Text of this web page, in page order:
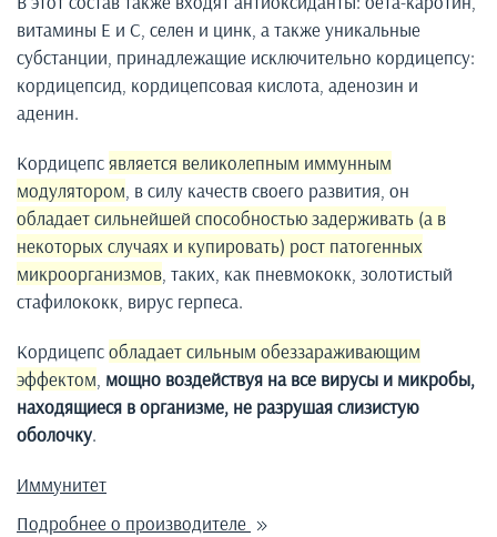
витамины Е и С, селен и цинк, а также уникальные
субстанции, принадлежащие исключительно кордицепсу:
кордицепсид, кордицепсовая кислота, аденозин и
аденин.
Кордицепсявляется великолепным иммунным
модулятором , в силу качеств своего развития, он
обладает сильнейшей способностью задерживать (а в
некоторых случаях и купировать) рост патогенных
микроорганизмов , таких, как пневмококк, золотистый
стафилококк, вирус герпеса.
Кордицепсобладает сильным обеззараживающим
эффектом мощно воздействуя на все вирусы и микробы,
находящиеся в организме, не разрушая слизистую
оболочку.
Иммунитет
Подробнее о производителе